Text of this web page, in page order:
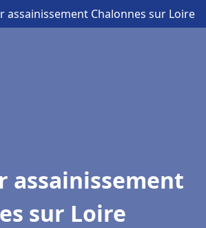
assainissement Chalonnes sur Loire
assainissement
sur Loire